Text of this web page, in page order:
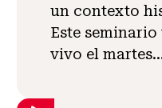
un contexto
Este seminario
vivo el